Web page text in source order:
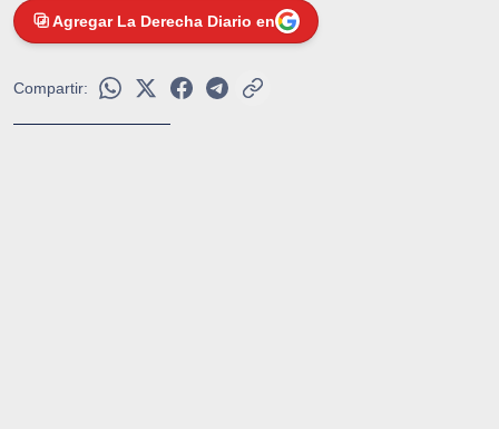
Agregar La Derecha Diario en
Compartir: